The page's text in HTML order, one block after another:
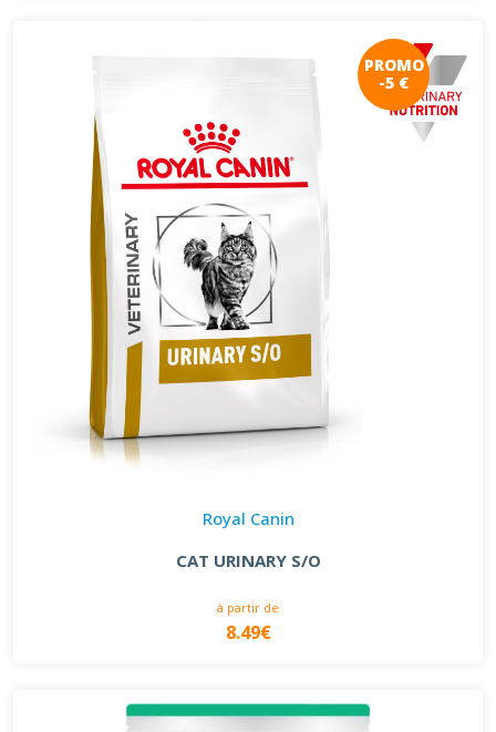
PROMO
-5 €
Royal Canin
CAT URINARY S/O
à partir de
8.49€